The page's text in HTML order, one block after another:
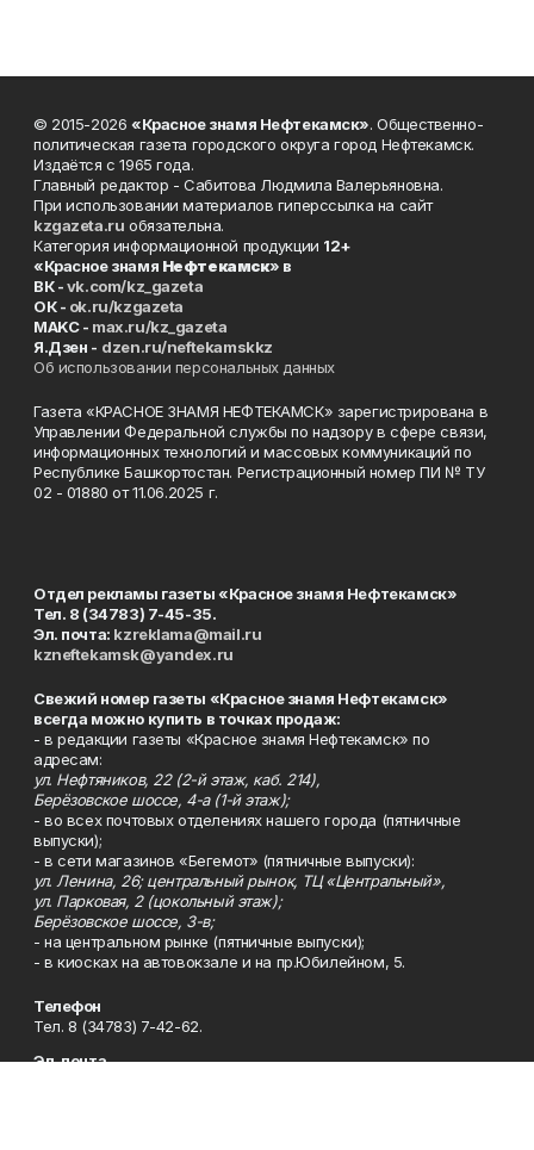
© 2015-2026 «Красное знамя Нефтекамск». Общественно-
политическая газета городского округа город Нефтекамск.
Издаётся с 1965 года.
Главный редактор - Сабитова Людмила Валерьяновна.
При использовании материалов гиперссылка на сайт
kzgazeta.ru обязательна.
Категория информационной продукции 12+
«Красное знамя Нефтекамск» в
ВК -vk.com/kz_gazeta
ОК - ok.ru/kzgazeta
MAKC - max.ru/kz_gazeta
Я.Дзен - dzen.ru/neftekamskkz
Об использовании персональных данных
Газета «КРАСНОЕ ЗНАМЯ НЕФТЕКАМСК» зарегистрирована в
Управлении Федеральной службы по надзору в сфере связи,
информационных технологий и массовых коммуникаций по
Республике Башкортостан. Регистрационный номер ПИ № ТУ
02 - 01880 от 11.06.2025 г.
Отдел рекламы газеты «Красное знамя Нефтекамск»
Тел. 8 (34783) 7-45-35.
Эл. почта: kzreklama@mail.ru
kzneftekamsk@yandex.ru
Свежий номер газеты «Красное знамя Нефтекамск»
всегда можно купить в точках продаж:
- в редакции газеты «Красное знамя Нефтекамск» по
адресам:
ул. Нефтяников, 22 (2-й этаж, каб. 214),
Берёзовское шоссе, 4-а (1-й этаж);
- во всех почтовых отделениях нашего города (пятничные
выпуски);
- в сети магазинов «Бегемот» (пятничные выпуски):
ул. Ленина, 26; центральный рынок, ТЦ «Центральный»,
ул. Парковая, 2 (цокольный этаж);
Берёзовское шоссе, 3-в;
- на центральном рынке (пятничные выпуски);
- в киосках на автовокзале и на пр.Юбилейном, 5.
Телефон
Тел. 8 (34783) 7-42-62.
Эл. почта